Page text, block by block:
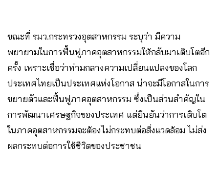
ขณะที่ รมว.กระทรวงอุตสาหกรรม ระบุว่า มีความ
พยายามในการฟื้นฟูภาคอุตสาหกรรมให้กลับมาเติบโตอีก
ครั้ง เพราะเชื่อว่าท่ามกลางความเปลี่ยนแปลงของโลก
ประเทศไทยเป็นประเทศแห่งโอกาส น่าจะมีโอกาสในการ
ขยายตัวและฟื้นฟูภาคอุตสาหกรรม ซึ่งเป็นส่วนสำคัญใน
การพัฒนาเศรษฐกิจของประเทศ แต่ยืนยันว่าการเติบโต
ในภาคอุตสาหกรรมจะต้องไม่กระทบต่อสิ่งแวดล้อม ไม่ส่ง
ผลกระทบต่อการใช้ชีวิตของประชาชน